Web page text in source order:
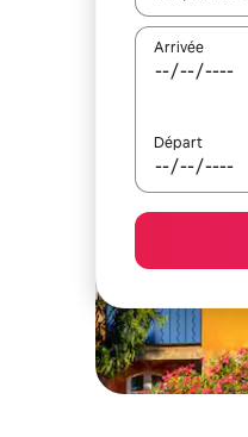
Arrivée
Départ